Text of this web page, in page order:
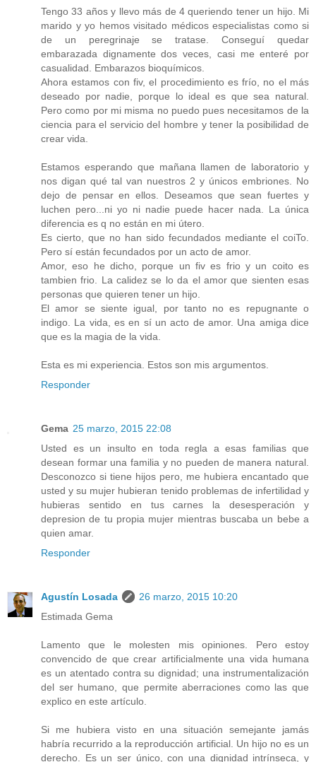
Tengo 33 años y llevo más de 4 queriendo tener un hijo. Mi
marido y yo hemos visitado médicos especialistas como si
de un peregrinaje se tratase. Conseguí quedar
embarazada dignamente dos veces, casi me enteré por
casualidad. Embarazos bioquímicos.
Ahora estamos con fiv, el procedimiento es frío, no el más
deseado por nadie, porque lo ideal es que sea natural.
Pero como por mi misma no puedo pues necesitamos de la
ciencia para el servicio del hombre y tener la posibilidad de
crear vida.
Estamos esperando que mañana llamen de laboratorio y
nos digan qué tal van nuestros 2 y únicos embriones. No
dejo de pensar en ellos. Deseamos que sean fuertes y
luchen pero...ni yo ni nadie puede hacer nada. La única
diferencia es q no están en mi útero.
Es cierto, que no han sido fecundados mediante el coiTo.
Pero sí están fecundados por un acto de amor.
Amor, eso he dicho, porque un fiv es frio y un coito es
tambien frio. La calidez se lo da el amor que sienten esas
personas que quieren tener un hijo.
El amor se siente igual, por tanto no es repugnante o
indigo. La vida, es en sí un acto de amor. Una amiga dice
que es la magia de la vida.
Esta es mi experiencia. Estos son mis argumentos.
Responder
Gema 25 marzo, 2015 22:08
Usted es un insulto en toda regla a esas familias que
desean formar una familia y no pueden de manera natural.
Desconozco si tiene hijos pero, me hubiera encantado que
usted y su mujer hubieran tenido problemas de infertilidad y
hubieras sentido en tus carnes la desesperación y
depresion de tu propia mujer mientras buscaba un bebe a
quien amar.
Responder
Agustín Losada
26 marzo, 2015 10:20
Estimada Gema
Lamento que le molesten mis opiniones. Pero estoy
convencido de que crear artificialmente una vida humana
es un atentado contra su dignidad; una instrumentalización
del ser humano, que permite aberraciones como las que
explico en este artículo.
Si me hubiera visto en una situación semejante jamás
habría recurrido a la reproducción artificial. Un hijo no es un
derecho. Es un ser único, con una dignidad intrínseca, y